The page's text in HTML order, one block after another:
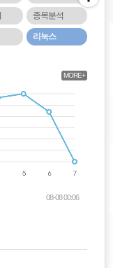
종목분석
리눅스
MORE+
08-08 00:06